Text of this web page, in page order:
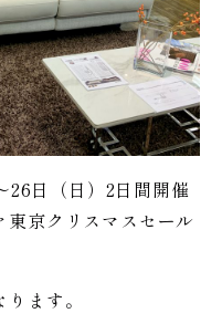
26日（日）2日間開催
東京クリスマスセール
ます。